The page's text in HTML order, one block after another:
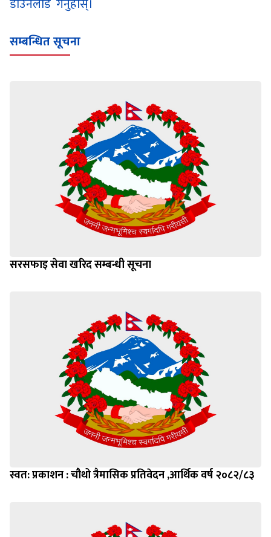
डाउनलोड गर्नुहोस्।
सम्बन्धित सूचना
सरसफाइ सेवा खरिद सम्बन्धी सूचना
स्वत: प्रकाशन : चौथो त्रैमासिक प्रतिवेदन ,आर्थिक वर्ष २०८२/८३